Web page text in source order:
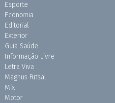
Esporte
Economia
Editorial
Exterior
Guia Saúde
Informação Livre
Letra Viva
Magnus Futsal
Mix
Motor